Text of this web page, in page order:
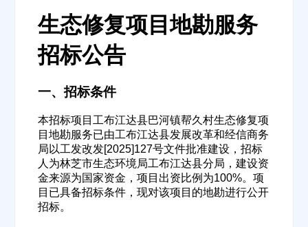
生态修复项目地勘服务
招标公告
一、招标条件
本招标项目工布江达县巴河镇帮久村生态修复项
目地勘服务已由工布江达县发展改革和经信商务
局以工发改发[2025]127号文件批准建设，招标
人为林芝市生态环境局工布江达县分局，建设资
金来源为国家资金，项目出资比例为100%。项
目已具备招标条件，现对该项目的地勘进行公开
招标。